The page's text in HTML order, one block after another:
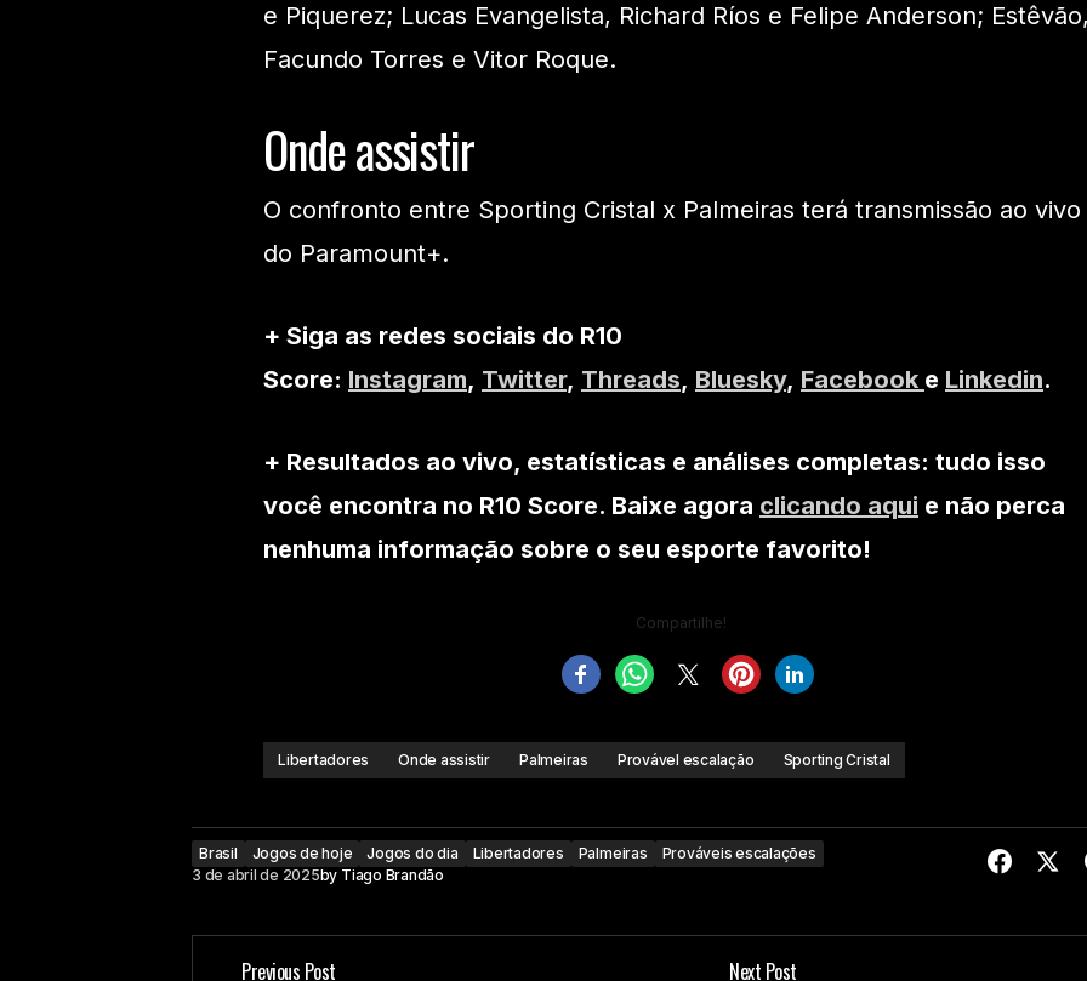
e Piquerez; Lucas Evangelista, Richard Ríos e Felipe Anderson;
Facundo Torres e Vitor Roque.
Onde assistir
O confronto entre Sporting Cristal x Palmeiras terá transmissão ao vivo
do Paramount+.
+ Siga as redes sociais do R10
Score: Instagram, Twitter, Threads, Bluesky, Facebook e Linkedin.
+ Resultados ao vivo, estatísticas e análises completas: tudo isso
você encontra no R10 Score. Baixe agora clicando aqui e não perca
nenhuma informação sobre o seu esporte favorito!
Compartilhe!
Libertadores Onde assistir Palmeiras Provável escalação Sporting Cristal
Brasil Jogos de hoje Jogos do dia Libertadores Palmeiras
Prováveis escalações
3 de abril de 2025by Tiago Brandão
Previous Post Next Post